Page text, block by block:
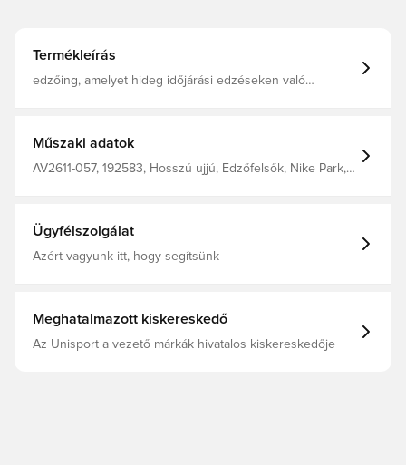
Termékleírás
edzőing, amelyet hideg időjárási edzéseken való
poliészterből készült.
Műszaki adatok
AV2611-057, 192583, Hosszú ujjú, Edzőfelsők, Nike Park,
Ügyfélszolgálat
Azért vagyunk itt, hogy segítsünk
Meghatalmazott kiskereskedő
Az Unisport a vezető márkák hivatalos kiskereskedője